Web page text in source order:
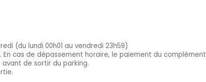
(du lundi 00h01 au vendredi 23h59)
cas de dépassement horaire, le paiement du complément
de sortir du parking.